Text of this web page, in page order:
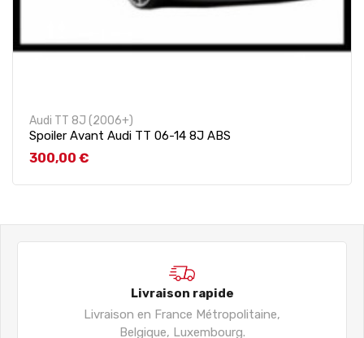
Audi TT 8J (2006+)
Spoiler Avant Audi TT 06-14 8J ABS
Prix
300,00 €
Livraison rapide
Livraison en France Métropolitaine,
Belgique, Luxembourg.